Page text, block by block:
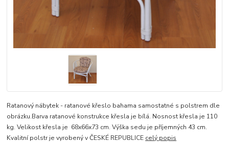
Ratanový nábytek - ratanové křeslo bahama samostatné s polstrem dle
obrázku.Barva ratanové konstrukce křesla je bílá. Nosnost křesla je 110
kg. Velikost křesla je 68x66x73 cm. Výška sedu je příjemných 43 cm.
Kvalitní polstr je vyrobený v ČESKÉ REPUBLICE celý popis